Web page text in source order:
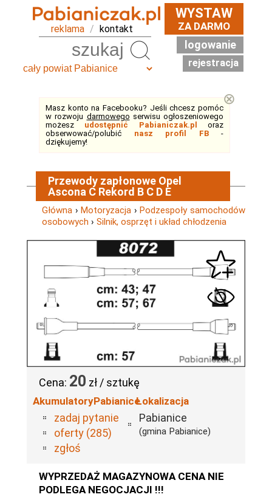
reklama / kontakt
WYSTAW
ZA DARMO
logowanie
rejestracja
Masz konto na Facebooku? Jeśli chcesz pomóc
w rozwoju darmowego serwisu ogłoszeniowego
możesz udostępnić Pabianiczak.pl
oraz
obserwować/polubić nasz profil FB-
dziękujemy!
⊗
Przewody zapłonowe Opel
Ascona C Rekord B C D E
Główna ›Motoryzacja ›Podzespoły samochodów
osobowych › Silnik, osprzęt i układ chłodzenia
Cena: 20 zł / sztukę
AkumulatoryPabianice
zadaj pytanie
oferty (285)
zgłoś
Lokalizacja
Pabianice
(gmina Pabianice)
WYPRZEDAŻ MAGAZYNOWA CENA NIE
PODLEGA NEGOCJACJI !!!